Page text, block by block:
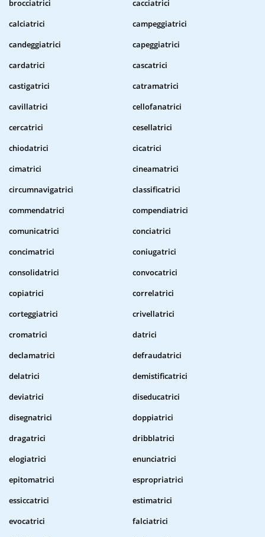
brocciatrici
cacciatrici
calciatrici
campeggiatrici
candeggiatrici
capeggiatrici
cardatrici
cascatrici
castigatrici
catramatrici
cavillatrici
cellofanatrici
cercatrici
cesellatrici
chiodatrici
cicatrici
cimatrici
cineamatrici
circumnavigatrici
classificatrici
commendatrici
compendiatrici
comunicatrici
conciatrici
concimatrici
coniugatrici
consolidatrici
convocatrici
copiatrici
correlatrici
corteggiatrici
crivellatrici
cromatrici
datrici
declamatrici
defraudatrici
delatrici
demistificatrici
deviatrici
diseducatrici
disegnatrici
doppiatrici
dragatrici
dribblatrici
elogiatrici
enunciatrici
epitomatrici
espropriatrici
essiccatrici
estimatrici
evocatrici
falciatrici